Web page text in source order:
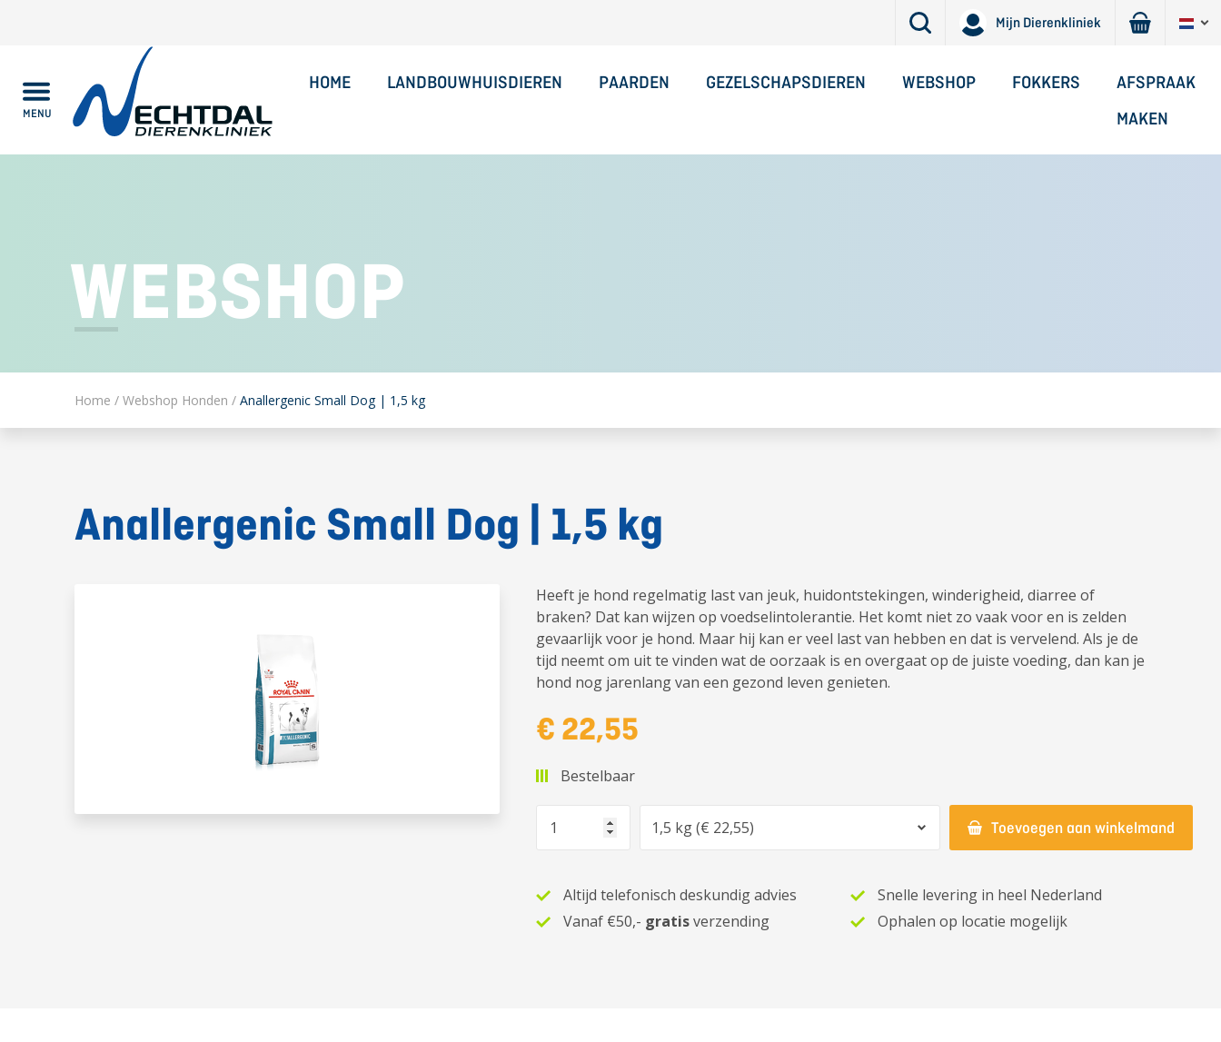
HOME LANDBOUWHUISDIEREN PAARDEN GEZELSCHAPSDIEREN WEBSHOP FOKKERS
AFSPRAAK
MAKEN
MENU
Mijn Dierenkliniek
WEBSHOP
Home / Webshop Honden / Anallergenic Small Dog | 1,5 kg
Anallergenic Small Dog | 1,5 kg
Heeft je hond regelmatig last van jeuk, huidontstekingen, winderigheid, diarree of
braken? Dat kan wijzen op voedselintolerantie. Het komt niet zo vaak voor en is zelden
gevaarlijk voor je hond. Maar hij kan er veel last van hebben en dat is vervelend. Als je de
tijd neemt om uit te vinden wat de oorzaak is en overgaat op de juiste voeding, dan kan je
hond nog jarenlang van een gezond leven genieten.
€ 22,55
Bestelbaar
Toevoegen aan winkelmand
Altijd telefonisch deskundig advies
Vanaf €50,- gratisverzending
Snelle levering in heel Nederland
Ophalen op locatie mogelijk